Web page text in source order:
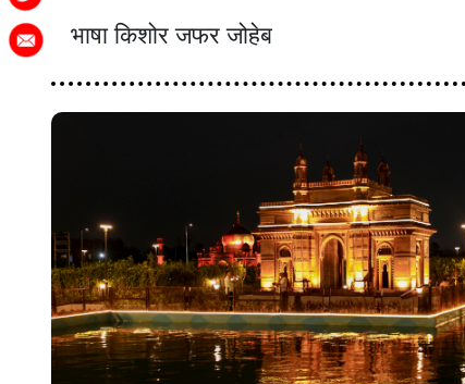
भाषा किशोर जफर जोहेब